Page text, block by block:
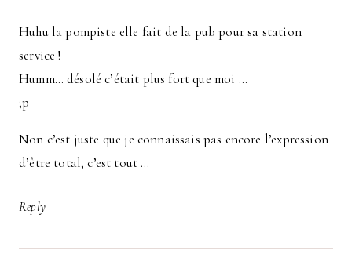
Huhu la pompiste elle fait de la pub pour sa station
service !
Humm… désolé c’était plus fort que moi …
;p
Non c’est juste que je connaissais pas encore l’expression
d’être total, c’est tout …
Reply